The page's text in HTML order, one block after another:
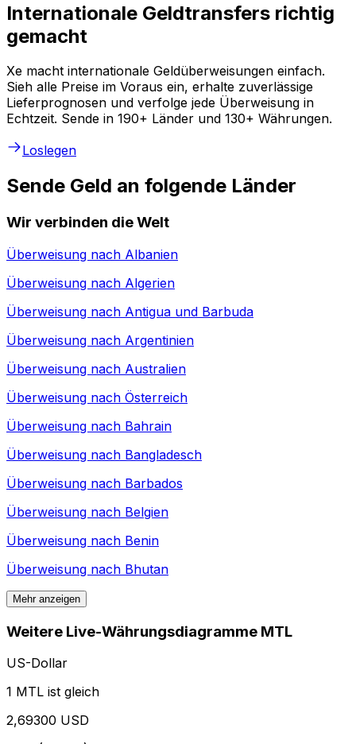
Internationale Geldtransfers richtig
gemacht
Xe macht internationale Geldüberweisungen einfach.
Sieh alle Preise im Voraus ein, erhalte zuverlässige
Lieferprognosen und verfolge jede Überweisung in
Echtzeit. Sende in 190+ Länder und 130+ Währungen.
Loslegen
Sende Geld an folgende Länder
Wir verbinden die Welt
Überweisung nach Albanien
Überweisung nach Algerien
Überweisung nach Antigua und Barbuda
Überweisung nach Argentinien
Überweisung nach Australien
Überweisung nach Österreich
Überweisung nach Bahrain
Überweisung nach Bangladesch
Überweisung nach Barbados
Überweisung nach Belgien
Überweisung nach Benin
Überweisung nach Bhutan
Mehr anzeigen
Weitere Live-Währungsdiagramme MTL
US-Dollar
1 MTL ist gleich
2,69300 USD